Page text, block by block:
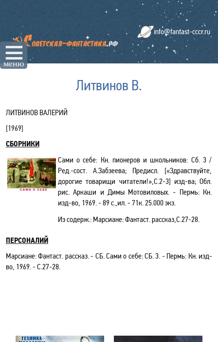
☰
меню
info@fantast-cccr.ru
Литвинов В.
ЛИТВИНОВ ВАЛЕРИЙ
[1969]
СБОРНИКИ
Сами о себе: Кн. пионеров и школьников: Сб. 3 /
Ред.-сост. А.Забзеева; Предисл. [«Здравствуйте,
дорогие товарищи читатели!»,С.2-3] изд-ва; Обл.
рис. Аркаши и Димы Мотовиловых. - Пермь: Кн.
изд-во, 1969. - 89 с.,ил. - 71к. 25.000 экз.
Из содерж.: Марсиане: Фантаст. рассказ,С.27-28.
ПЕРСОНАЛИЙ
Марсиане: Фантаст. рассказ. - СБ. Сами о себе: СБ. 3. - Пермь: Кн. изд-
во, 1969. - С.27-28.